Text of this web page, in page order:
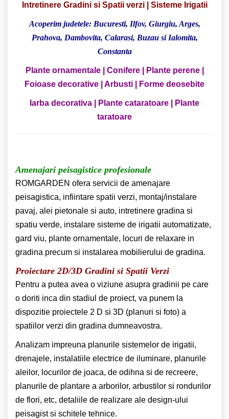
Intretinere Gradini si Spatii verzi | Sisteme Irigatii
Acoperim judetele: Bucuresti, Ilfov, Giurgiu, Arges,
Prahova, Dambovita, Calarasi, Buzau si Ialomita,
Constanta
Plante ornamentale | Conifere | Plante perene |
Foioase decorative | Arbusti | Forme deosebite
Iarba decorativa | Plante cataratoare | Plante
taratoare
Amenajari peisagistice profesionale
ROMGARDEN ofera servicii de amenajare
peisagistica, infiintare spatii verzi, montaj/instalare
pavaj, alei pietonale si auto, intretinere gradina si
spatiu verde, instalare sisteme de irigatii automatizate,
gard viu, plante ornamentale, locuri de relaxare in
gradina precum si instalarea mobilierului de gradina.
Proiectare 2D/3D Gradini si Spatii Verzi
Pentru a putea avea o viziune asupra gradinii pe care
o doriti inca din stadiul de proiect, va punem la
dispozitie proiectele 2 D si 3D (planuri si foto) a
spatiilor verzi din gradina dumneavostra.
Analizam impreuna planurile sistemelor de irigatii,
drenajele, instalatiile electrice de iluminare, planurile
aleilor, locurilor de joaca, de odihna si de recreere,
planurile de plantare a arborilor, arbustilor si rondurilor
de flori, etc, detaliile de realizare ale design-ului
peisagist si schitele tehnice.